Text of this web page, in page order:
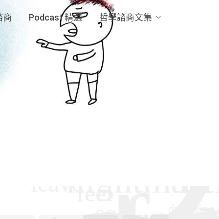
商 Podcast 精選 哲學諮商文集